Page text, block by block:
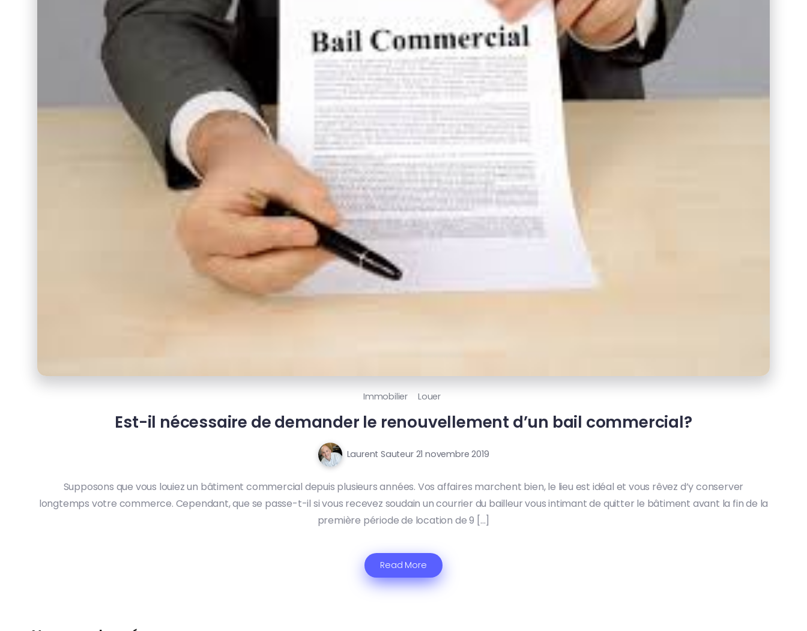
Immobilier Louer
Est-il nécessaire de demander le renouvellement d’un bail commercial?
Laurent Sauteur 21 novembre 2019
Supposons que vous louiez un bâtiment commercial depuis plusieurs années. Vos affaires marchent bien, le lieu est idéal et vous rêvez d’y conserver
longtemps votre commerce. Cependant, que se passe-t-il si vous recevez soudain un courrier du bailleur vous intimant de quitter le bâtiment avant la fin de la
première période de location de 9 […]
Read More